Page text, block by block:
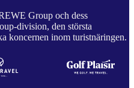
Group och dess
division, den största
koncernen inom turistnäringen.